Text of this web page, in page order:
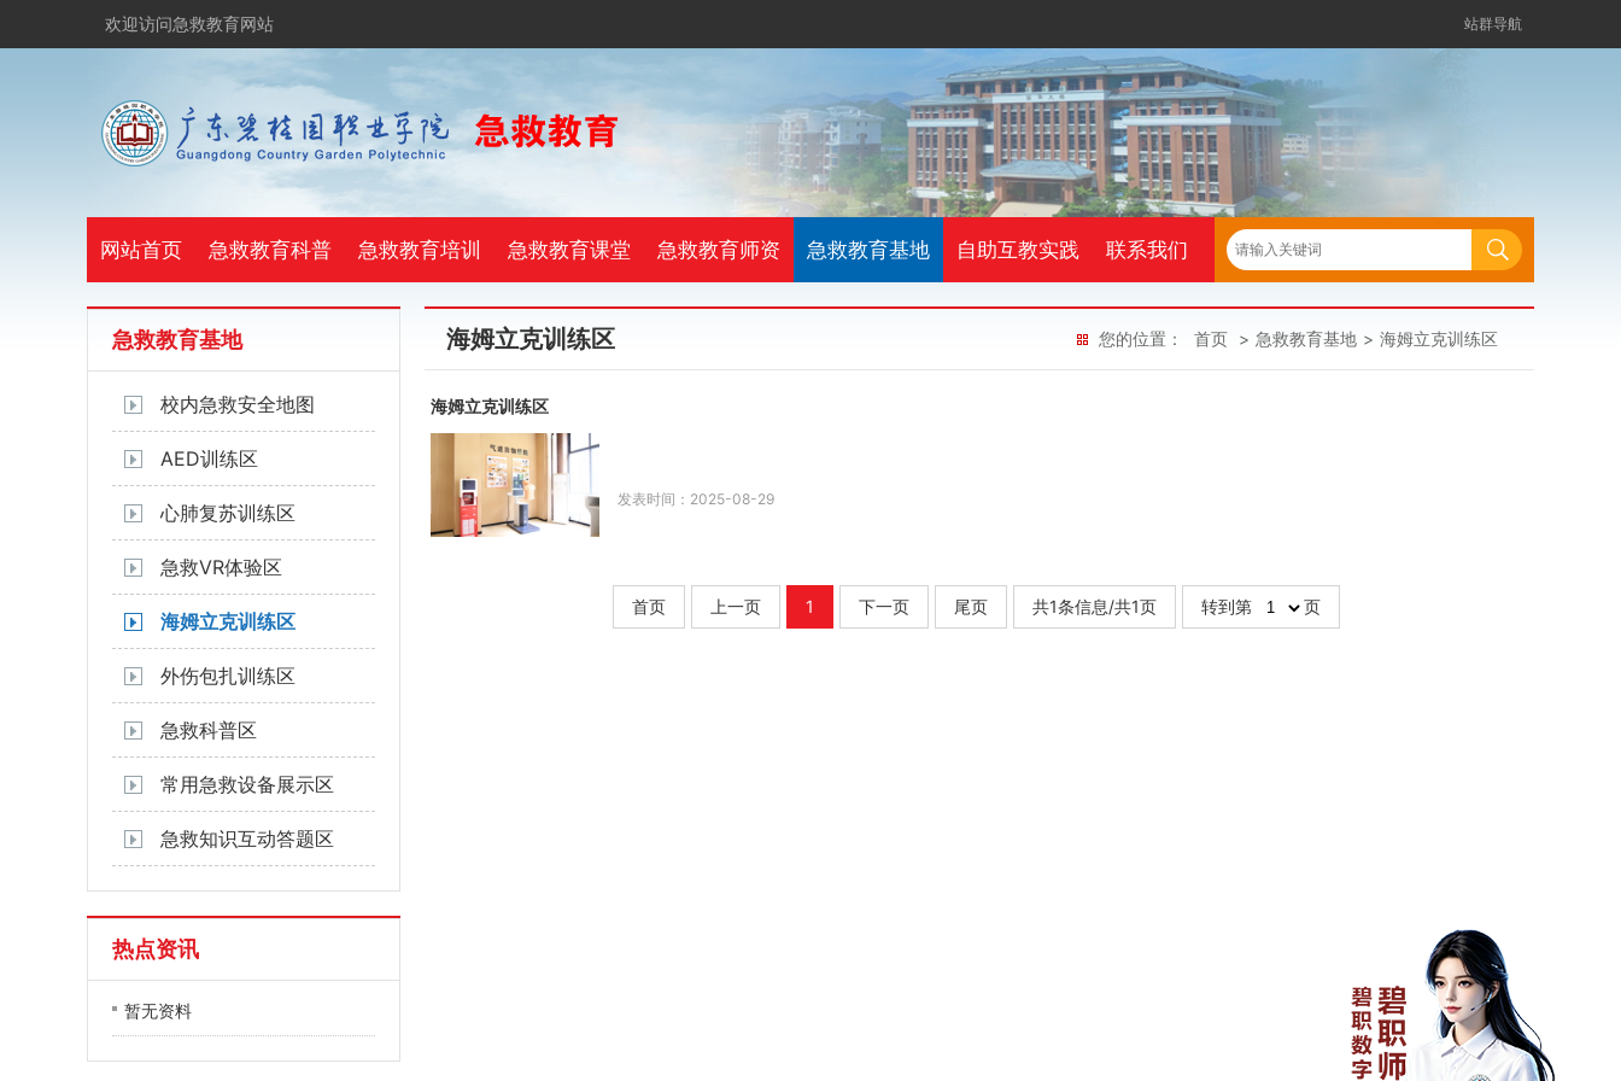
欢迎访问急救教育网站 站群导航
网站首页 急救教育科普 急救教育培训 急救教育课堂 急救教育师资 急救教育基地 自助互教实践 联系我们
急救教育基地
校内急救安全地图
AED训练区
心肺复苏训练区
急救VR体验区
海姆立克训练区
外伤包扎训练区
急救科普区
常用急救设备展示区
急救知识互动答题区
热点资讯
暂无资料
您的位置： 首页 > 急救教育基地 > 海姆立克训练区
海姆立克训练区
海姆立克训练区
发表时间：2025-08-29
首页 上一页 1 下一页 尾页 共1条信息/共1页 转到第 页